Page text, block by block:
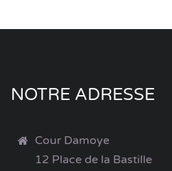
NOTRE ADRESSE
Cour Damoye
12 Place de la Bastille